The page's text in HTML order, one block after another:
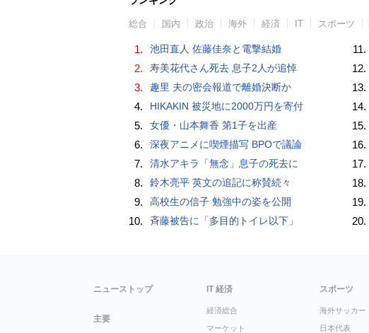
総合 国内 政治 海外 経済 IT スポーツ
1. 池田直人 佐藤佳奈と電撃結婚
2. 寿美花代さん死去 息子2人が追悼
3. 趣里 夫の密会報道で離婚決断か
4. HIKAKIN 被災地に2000万円を寄付
5. 女優・山本舞香 第1子を出産
6. 深夜アニメに喫煙描写 BPOで議論
7. 清水アキラ「無念」息子の死去に
8. 鈴木亮平 英文の追記に称賛続々
9. 高校生の信子 勉強中の姿を公開
10. 斉藤被告に「多目的トイレ以下」
11.
12.
13.
14.
15.
16.
17.
18.
19.
20.
ニューストップ
主要
IT 経済
経済総合
マーケット
スポーツ
海外サッカー
日本代表